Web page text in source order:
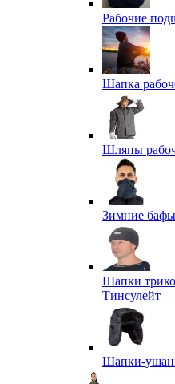
Рабочие
Шапка
Шляпы
Зимние
Шапки
Тинсулейт
Шапки-